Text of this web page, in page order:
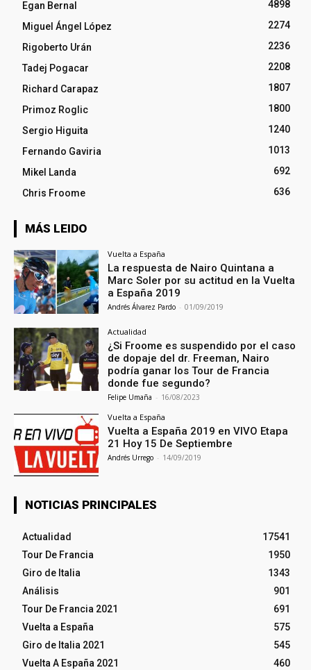
Egan Bernal
4898
Miguel Ángel López
2274
Rigoberto Urán
2236
Tadej Pogacar
2208
Richard Carapaz
1807
Primoz Roglic
1800
Sergio Higuita
1240
Fernando Gaviria
1013
Mikel Landa
692
Chris Froome
636
MÁS LEIDO
Vuelta a España
La respuesta de Nairo Quintana a
Marc Soler por su actitud en la Vuelta
a España 2019
Andrés Álvarez Pardo - 01/09/2019
Actualidad
¿Si Froome es suspendido por el caso
de dopaje del dr. Freeman, Nairo
podría ganar los Tour de Francia
donde fue segundo?
Felipe Umaña - 16/08/2023
Vuelta a España
Vuelta a España 2019 en VIVO Etapa
21 Hoy 15 De Septiembre
Andrés Urrego - 14/09/2019
NOTICIAS PRINCIPALES
Actualidad
17541
Tour De Francia
1950
Giro de Italia
1343
Análisis
901
Tour De Francia 2021
691
Vuelta a España
575
Giro de Italia 2021
545
Vuelta A España 2021
460